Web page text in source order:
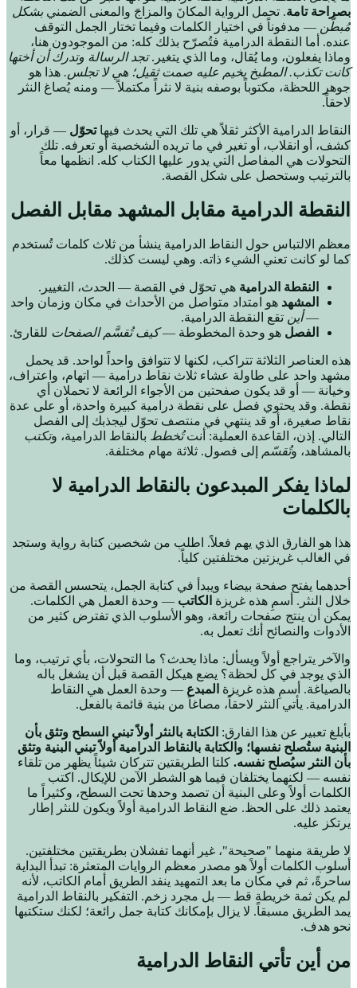
بصراحة تامة. تحمل الرواية المكانَ والمزاجَ والمعنى الضمني بشكل
مُبطَّن — مدفوناً في اختيار الكلمات وفيما تختار الجمل التوقف
عنده. أما النقطة الدرامية فتُصرّح بذلك كله: من الموجودون هنا،
وماذا يفعلون، وما يُقال، وما الذي يتغير.تجد الرسالة وتدرك أن أختها
كانت تكذب. المطبخ يخيم عليه صمت ثقيل؛ هي لا تجلس. هذا هو
جوهر اللحظة، مكتوباً بوصفه بنية لا نثراً مكتملاً — ومنه يُصاغ النثر
لاحقاً.
النقاط الدرامية الأكثر ثقلاً هي تلك التي يحدث فيهاتحوّل — قرار، أو
كشف، أو انقلاب، أو تغير في ما تريده الشخصية أو تعرفه. تلك
التحولات هي المفاصل التي يدور عليها الكتاب كله. انظمها معاً
بالترتيب وستحصل على شكل القصة.
النقطة الدرامية مقابل المشهد مقابل الفصل
معظم الالتباس حول النقاط الدرامية ينشأ من ثلاث كلمات تُستخدم
كما لو كانت تعني الشيء ذاته. وهي ليست كذلك.
النقطة الدرامية هي تحوّل في القصة — الحدث، التغيير.
المشهد هو امتداد متواصل من الأحداث في مكان وزمان واحد
—أين تقع النقطة الدرامية.
الفصل هو وحدة المخطوطة —كيف تُقسَّم الصفحات للقارئ.
هذه العناصر الثلاثة تتراكب، لكنها لا تتوافق واحداً لواحد. قد يحمل
مشهد واحد على طاولة عشاء ثلاث نقاط درامية — اتهام، واعتراف،
وخيانة — أو قد يكون صفحتين من الأجواء الرائعة لا تحملان أي
نقطة. وقد يحتوي فصل على نقطة درامية كبيرة واحدة، أو على عدة
نقاط صغيرة، أو قد ينتهي في منتصف تحوّل ليجذبك إلى الفصل
التالي. إذن، القاعدة العملية: أنتتُخطط بالنقاط الدرامية، وتكتب
بالمشاهد، وتُقسّم إلى فصول. ثلاثة مهام مختلفة.
لماذا يفكر المبدعون بالنقاط الدرامية لا
بالكلمات
هذا هو الفارق الذي يهم فعلاً. اطلب من شخصين كتابة رواية وستجد
في الغالب غريزتين مختلفتين كلياً.
أحدهما يفتح صفحة بيضاء ويبدأ في كتابة الجمل، يتحسس القصة من
خلال النثر. أسمِ هذه غريزة الكاتب — وحدة العمل هي الكلمات.
يمكن أن ينتج صفحات رائعة، وهو الأسلوب الذي تفترض كثير من
الأدوات والنصائح أنك تعمل به.
والآخر يتراجع أولاً ويسأل: ماذا يحدث؟ ما التحولات، بأي ترتيب، وما
الذي يوجد في كل لحظة؟ يضع هيكل القصة قبل أن يشغل باله
بالصياغة. أسمِ هذه غريزة المبدع — وحدة العمل هي النقاط
الدرامية. يأتي النثر لاحقاً، مصاغاً من بنية قائمة بالفعل.
بأبلغ تعبير عن هذا الفارق: الكتابة بالنثر أولاً تبني السطح وتثق بأن
البنية ستُصلح نفسها؛ والكتابة بالنقاط الدرامية أولاً تبني البنية وتثق
بأن النثر سيُصلح نفسه. كلتا الطريقتين تتركان شيئاً يظهر من تلقاء
نفسه — لكنهما يختلفان فيما هو الشطر الآمن للإيكال. اكتب
الكلمات أولاً وعلى البنية أن تصمد وحدها تحت السطح، وكثيراً ما
يعتمد ذلك على الحظ. ضع النقاط الدرامية أولاً ويكون للنثر إطار
يرتكز عليه.
لا طريقة منهما "صحيحة"، غير أنهما تفشلان بطريقتين مختلفتين.
أسلوب الكلمات أولاً هو مصدر معظم الروايات المتعثرة: تبدأ البداية
ساحرةً، ثم في مكان ما بعد التمهيد ينفد الطريق أمام الكاتب، لأنه
لم يكن ثمة خريطة قط — بل مجرد زخم. التفكير بالنقاط الدرامية
يمد الطريق مسبقاً. لا يزال بإمكانك كتابة جمل رائعة؛ لكنك ستكتبها
نحو هدف.
من أين تأتي النقاط الدرامية